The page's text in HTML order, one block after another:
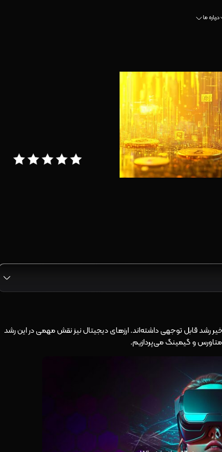
درباره ما
قابل توجهی داشته‌اند. ارزهای دیجیتال نیز نقش مهمی در این رشد
متاورس و گیمینگ می‌پردازیم.